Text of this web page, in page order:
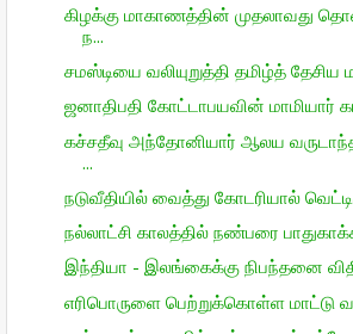
கிழக்கு மாகாணத்தின் முதலாவது
ந...
சமஸ்டியை வலியுறுத்தி தமிழ்த்
ஜனாதிபதி கோட்டாபயவின் மாமியார்
கச்சதீவு அந்தோனியார் ஆலய
...
நடுவீதியில் வைத்து கோடரியால்
நல்லாட்சி காலத்தில் நண்பரை
இந்தியா - இலங்கைக்கு நிபந்தனை
எரிபொருளை பெற்றுக்கொள்ள மாட்டு